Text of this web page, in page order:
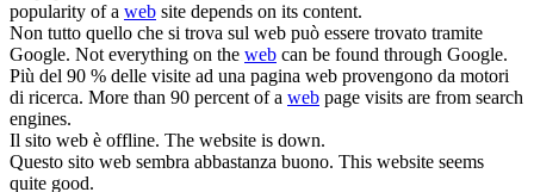
popularity of a web site depends on its content.
Non tutto quello che si trova sul web può essere trovato tramite
Google. Not everything on the web can be found through Google.
Più del 90 % delle visite ad una pagina web provengono da motori
di ricerca. More than 90 percent of a web page visits are from search
engines.
Il sito web è offline. The website is down.
Questo sito web sembra abbastanza buono. This website seems
quite good.